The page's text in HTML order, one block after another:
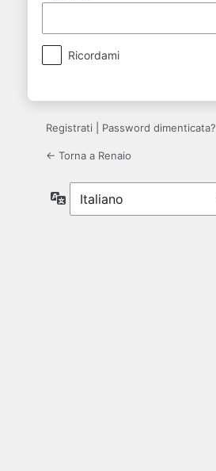
Ricordami
Registrati Password dimenticata?
← Torna a Renaio
Lingua